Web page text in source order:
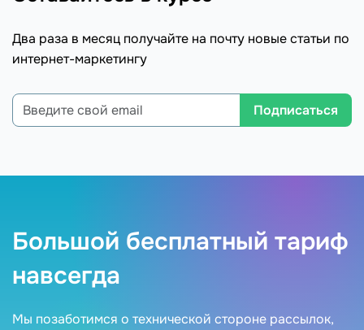
Два раза в месяц получайте на почту новые статьи по
интернет-маркетингу
Подписаться
Большой бесплатный тариф
навсегда
Мы позаботимся о технической стороне рассылок,